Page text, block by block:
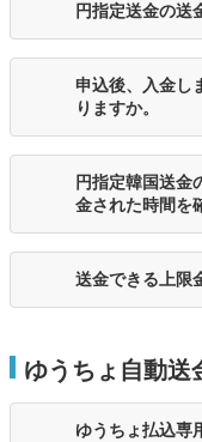
円指定送金の送
申込後、入金し
りますか。
円指定韓国送金
金された時間を
送金できる上限
ゆうちょ自動送
ゆうちょ払込専